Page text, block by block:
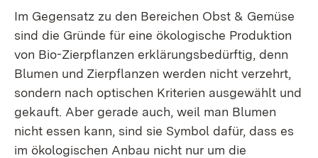
Im Gegensatz zu den Bereichen Obst & Gemüse
sind die Gründe für eine ökologische Produktion
von Bio-Zierpflanzen erklärungsbedürftig, denn
Blumen und Zierpflanzen werden nicht verzehrt,
sondern nach optischen Kriterien ausgewählt und
gekauft. Aber gerade auch, weil man Blumen
nicht essen kann, sind sie Symbol dafür, dass es
im ökologischen Anbau nicht nur um die